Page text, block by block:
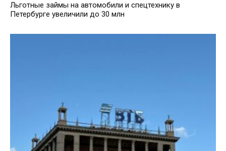
Льготные займы на автомобили и спецтехнику в
Петербурге увеличили до 30 млн